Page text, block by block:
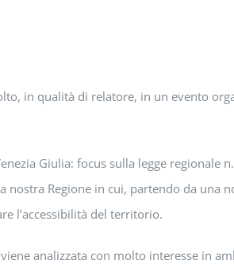
in qualità di relatore, in un evento
Giulia: focus sulla legge
nostra Regione in cui, partendo da
l’accessibilità del territorio.
analizzata con molto interesse in